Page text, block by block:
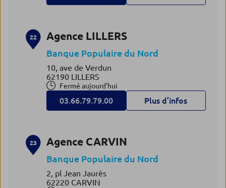
22 Agence LILLERS
Banque Populaire du Nord
10, ave de Verdun
62190 LILLERS
Fermé aujourd'hui
03.66.79.79.00 Plus d’infos
23 Agence CARVIN
Banque Populaire du Nord
2, pl Jean Jaurès
62220 CARVIN